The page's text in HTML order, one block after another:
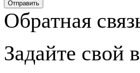
Обратная
Задайте свой